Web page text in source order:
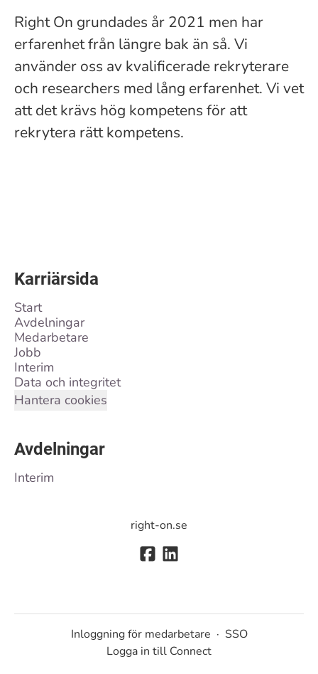
Right On grundades år 2021 men har
erfarenhet från längre bak än så. Vi
använder oss av kvalificerade rekryterare
och researchers med lång erfarenhet. Vi vet
att det krävs hög kompetens för att
rekrytera rätt kompetens.
Karriärsida
Start
Avdelningar
Medarbetare
Jobb
Interim
Data och integritet
Hantera cookies
Avdelningar
Interim
right-on.se
Inloggning för medarbetare · SSO
Logga in till Connect